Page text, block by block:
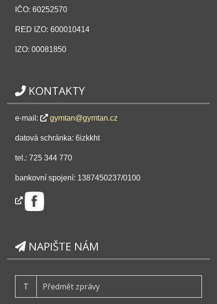
IČO: 60252570
RED IZO: 600010414
IZO: 00081850
KONTAKTY
e-mail: gymtan@gymtan.cz
datová schránka: 6izkkht
tel.: 725 344 770
bankovní spojení: 1387450237/0100
NAPIŠTE NÁM
T